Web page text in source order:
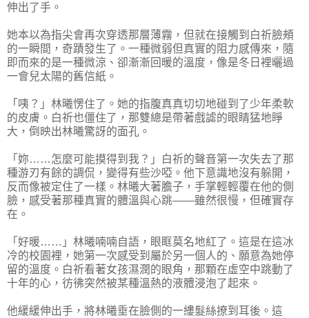
伸出了手。
她本以為指尖會再次穿透那層薄霧，但就在接觸到白祈臉頰
的一瞬間，奇蹟發生了。一種微弱但真實的阻力感傳來，隨
即而來的是一種微涼、卻漸漸回暖的溫度，像是冬日裡曬過
一會兒太陽的舊信紙。
「咦？」林曦愣住了。她的指腹真真切切地碰到了少年柔軟
的皮膚。白祈也僵住了，那雙總是帶著戲謔的眼睛猛地睜
大，倒映出林曦驚訝的面孔。
「妳……怎麼可能摸得到我？」白祈的聲音第一次失去了那
種游刃有餘的調侃，變得有些沙啞。他下意識地沒有躲開，
反而像被定住了一樣。林曦大著膽子，手掌輕輕覆在他的側
臉，感受著那種真實的體溫與心跳——雖然很慢，但確實存
在。
「好暖……」林曦喃喃自語，眼眶莫名地紅了。這是在這冰
冷的校園裡，她第一次感受到屬於另一個人的、願意為她停
留的溫度。白祈看著女孩濕潤的眼角，那顆在虛空中跳動了
十年的心，彷彿突然被某種溫熱的液體浸泡了起來。
他緩緩伸出手，將林曦垂在臉側的一縷髮絲撩到耳後。這